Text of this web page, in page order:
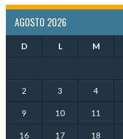
AGOSTO 2026
D L M
2 3 4
9 10 11
16 17 18